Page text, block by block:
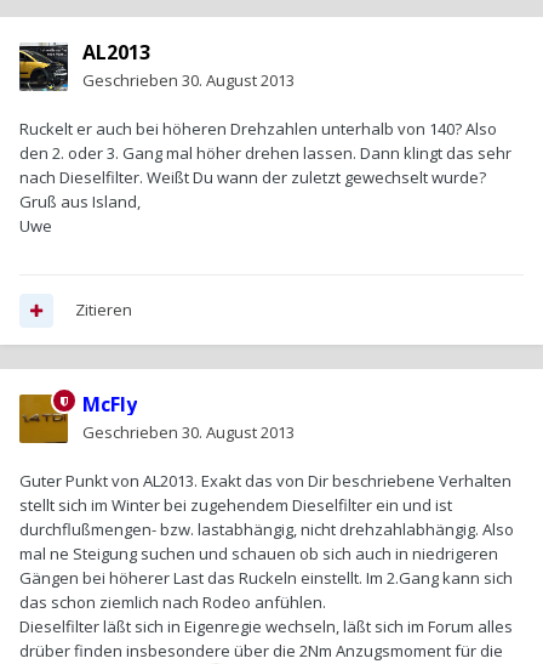
AL2013
Geschrieben 30. August 2013
Ruckelt er auch bei höheren Drehzahlen unterhalb von 140? Also
den 2. oder 3. Gang mal höher drehen lassen. Dann klingt das sehr
nach Dieselfilter. Weißt Du wann der zuletzt gewechselt wurde?
Gruß aus Island,
Uwe
Zitieren
McFly
Geschrieben 30. August 2013
Guter Punkt von AL2013. Exakt das von Dir beschriebene Verhalten
stellt sich im Winter bei zugehendem Dieselfilter ein und ist
durchflußmengen- bzw. lastabhängig, nicht drehzahlabhängig. Also
mal ne Steigung suchen und schauen ob sich auch in niedrigeren
Gängen bei höherer Last das Ruckeln einstellt. Im 2.Gang kann sich
das schon ziemlich nach Rodeo anfühlen.
Dieselfilter läßt sich in Eigenregie wechseln, läßt sich im Forum alles
drüber finden insbesondere über die 2Nm Anzugsmoment für die